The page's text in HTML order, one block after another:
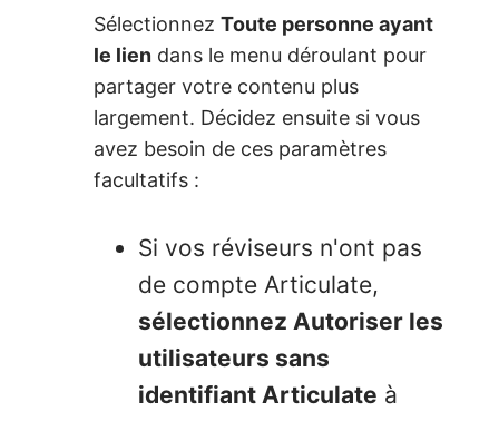
Sélectionnez Toute personne ayant
le lien dans le menu déroulant pour
partager votre contenu plus
largement. Décidez ensuite si vous
avez besoin de ces paramètres
facultatifs :
Si vos réviseurs n'ont pas
de compte Articulate,
sélectionnez Autoriser les
utilisateurs sans
identifiant Articulate à